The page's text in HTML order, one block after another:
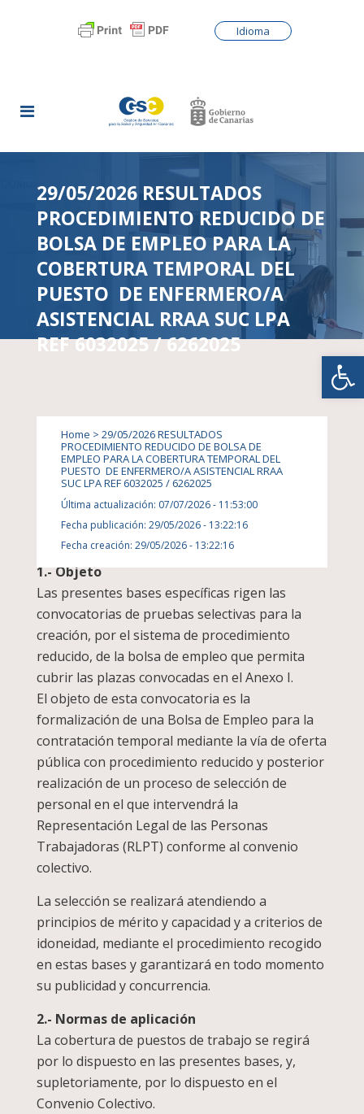
Idioma
29/05/2026 RESULTADOS
PROCEDIMIENTO REDUCIDO DE
BOLSA DE EMPLEO PARA LA
COBERTURA TEMPORAL DEL
PUESTO DE ENFERMERO/A
ASISTENCIAL RRAA SUC LPA
REF 6032025 / 6262025
Home > 29/05/2026 RESULTADOS
PROCEDIMIENTO REDUCIDO DE BOLSA DE
EMPLEO PARA LA COBERTURA TEMPORAL DEL
PUESTO DE ENFERMERO/A ASISTENCIAL RRAA
SUC LPA REF 6032025 / 6262025
Última actualización: 07/07/2026 - 11:53:00
Fecha publicación: 29/05/2026 - 13:22:16
Fecha creación: 29/05/2026 - 13:22:16
BOLSA CONTRATACION ACUMULADA 07/07/2026
RESULTADOS PROCEDIMIENTO REDUCIDO DE
BOLSA DE EMPLEO PARA LA COBERTURA
TEMPORAL DEL PUESTO DE ENFERMERO/A
ASISTENCIAL RRAA SUC LPA REF 6032025 /
6262025
1.- Objeto
Las presentes bases específicas rigen las
convocatorias de pruebas selectivas para la
creación, por el sistema de procedimiento
reducido, de la bolsa de empleo que permita
cubrir las plazas convocadas en el Anexo I.
El objeto de esta convocatoria es la
formalización de una Bolsa de Empleo para la
contratación temporal mediante la vía de oferta
pública con procedimiento reducido y posterior
realización de un proceso de selección de
personal en el que intervendrá la
Representación Legal de las Personas
Trabajadoras (RLPT) conforme al convenio
colectivo.
La selección se realizará atendiendo a
principios de mérito y capacidad y a criterios de
idoneidad, mediante el procedimiento recogido
en estas bases y garantizará en todo momento
su publicidad y concurrencia.
2.- Normas de aplicación
La cobertura de puestos de trabajo se regirá
por lo dispuesto en las presentes bases, y,
supletoriamente, por lo dispuesto en el
Convenio Colectivo.